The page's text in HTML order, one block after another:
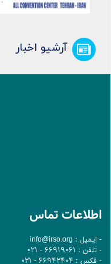
آرشیو اخبار
اطلاعات تماس
- ایمیل : info@irso.org
- تلفن : 66919061 - 021
- فکس : 66942404 - 021